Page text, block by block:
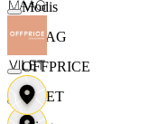
MAAG
VILET
Modis
OFFPRICE